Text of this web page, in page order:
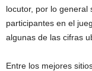
locutor, por lo general
participantes en el
algunas de las cifras
Entre los mejores